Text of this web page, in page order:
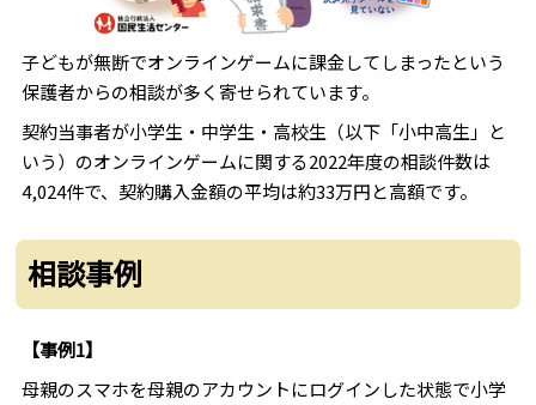
子どもが無断でオンラインゲームに課金してしまったという
保護者からの相談が多く寄せられています。
契約当事者が小学生・中学生・高校生（以下「小中高生」と
いう）のオンラインゲームに関する2022年度の相談件数は
4,024件で、契約購入金額の平均は約33万円と高額です。
相談事例
【事例1】
母親のスマホを母親のアカウントにログインした状態で小学